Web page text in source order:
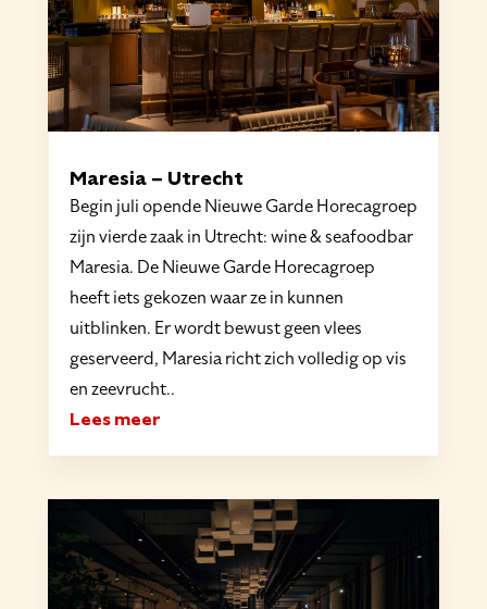
Maresia – Utrecht
Begin juli opende Nieuwe Garde Horecagroep
zijn vierde zaak in Utrecht: wine & seafoodbar
Maresia. De Nieuwe Garde Horecagroep
heeft iets gekozen waar ze in kunnen
uitblinken. Er wordt bewust geen vlees
geserveerd, Maresia richt zich volledig op vis
en zeevrucht..
Lees meer